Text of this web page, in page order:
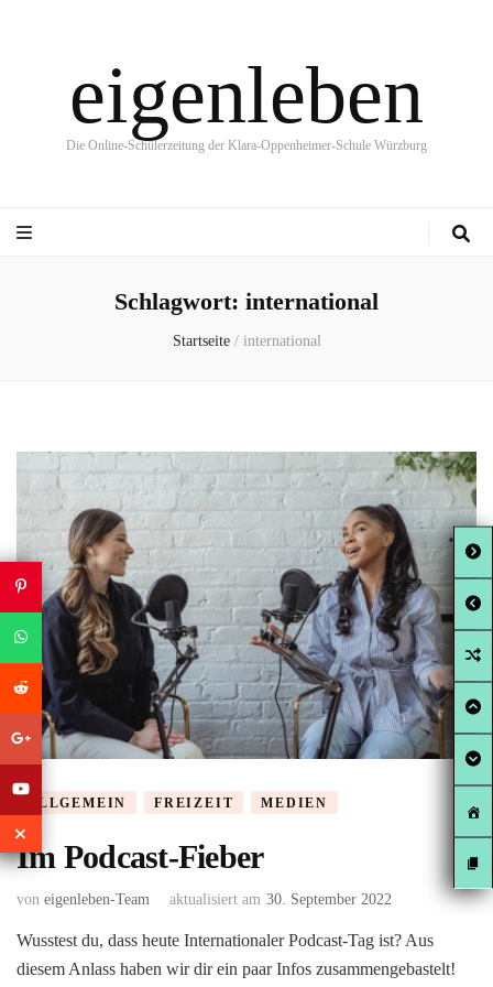
eigenleben
Die Online-Schülerzeitung der Klara-Oppenheimer-Schule Würzburg
Schlagwort: international
Startseite / international
ALLGEMEIN FREIZEIT MEDIEN
Im Podcast-Fieber
von eigenleben-Team aktualisiert am 30. September 2022
Wusstest du, dass heute Internationaler Podcast-Tag ist? Aus
diesem Anlass haben wir dir ein paar Infos zusammengebastelt!